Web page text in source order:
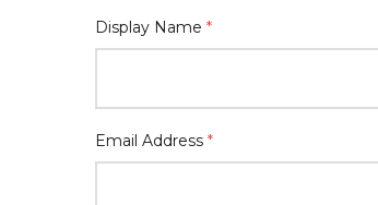
Display Name *
Email Address *